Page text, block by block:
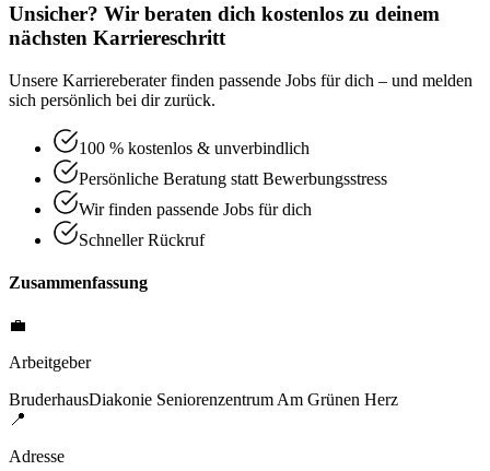
Unsicher? Wir beraten dich kostenlos zu deinem
nächsten Karriereschritt
Unsere Karriereberater finden passende Jobs für dich – und melden
sich persönlich bei dir zurück.
100 % kostenlos & unverbindlich
Persönliche Beratung statt Bewerbungsstress
Wir finden passende Jobs für dich
Schneller Rückruf
Zusammenfassung
💼
Arbeitgeber
BruderhausDiakonie Seniorenzentrum Am Grünen Herz
📍
Adresse